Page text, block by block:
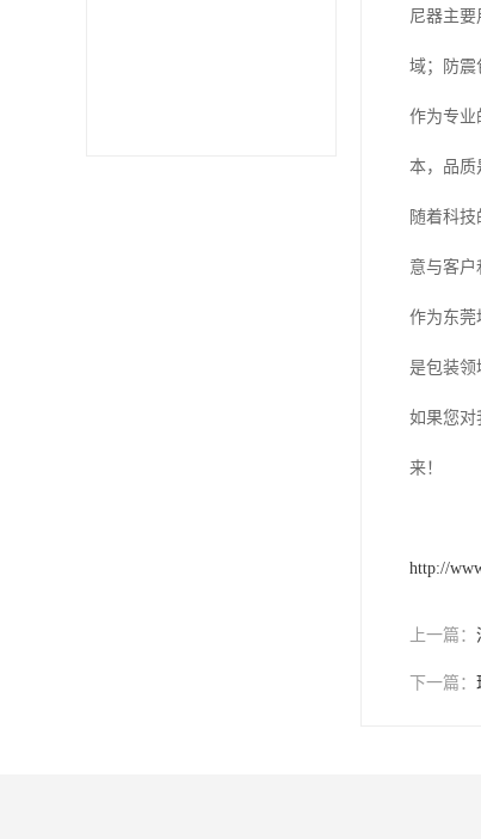
尼器主
域；防震
作为专业
本，品质
随着科
意与客户
作为东莞
是包装领
如果您对
来！
http://
上一篇：
下一篇：